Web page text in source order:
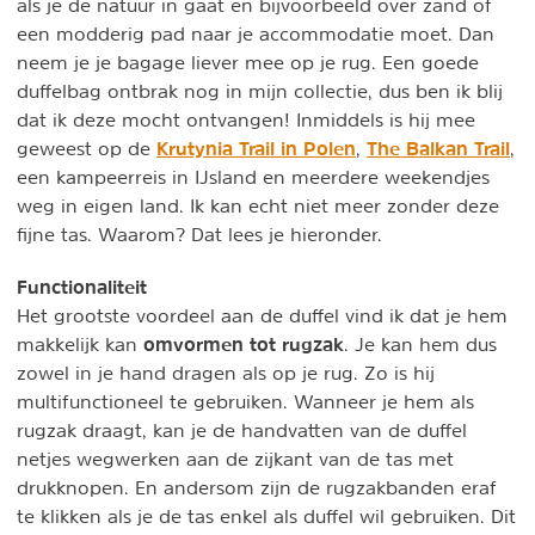
als je de natuur in gaat en bijvoorbeeld over zand of
een modderig pad naar je accommodatie moet. Dan
neem je je bagage liever mee op je rug. Een goede
duffelbag ontbrak nog in mijn collectie, dus ben ik blij
dat ik deze mocht ontvangen! Inmiddels is hij mee
geweest op de Krutynia Trail in Polen The Balkan Trail
een kampeerreis in IJsland en meerdere weekendjes
weg in eigen land. Ik kan echt niet meer zonder deze
fijne tas. Waarom? Dat lees je hieronder.
Functionaliteit
Het grootste voordeel aan de duffel vind ik dat je hem
makkelijk kan omvormen tot rugzak . Je kan hem dus
zowel in je hand dragen als op je rug. Zo is hij
multifunctioneel te gebruiken. Wanneer je hem als
rugzak draagt, kan je de handvatten van de duffel
netjes wegwerken aan de zijkant van de tas met
drukknopen. En andersom zijn de rugzakbanden eraf
te klikken als je de tas enkel als duffel wil gebruiken. Dit